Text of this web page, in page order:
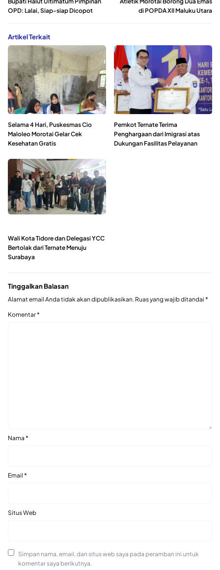
OPD: Lalai, Siap-siap Dicopot
di POPDA XII Maluku Utara
Artikel Terkait
Selama 4 Hari, Puskesmas Cio
Maloleo Morotai Gelar Cek
Kesehatan Gratis
Pemkot Ternate Terima
Penghargaan dari Imigrasi atas
Dukungan Fasilitas Pelayanan
Wali Kota Tidore dan Delegasi YCC
Bertolak dari Ternate Menuju
Surabaya
Tinggalkan Balasan
Alamat email Anda tidak akan dipublikasikan. Ruas yang wajib ditandai *
Komentar*
Nama *
Email *
Situs Web
Simpan nama, email, dan situs web saya pada peramban ini untuk
komentar saya berikutnya.